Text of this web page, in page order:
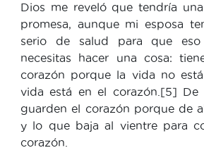
Dios me reveló que tendría
promesa, aunque mi esposa
serio de salud para que eso
necesitas hacer una cosa:
corazón porque la vida no
vida está en el corazón.[5] De
guarden el corazón porque de
y lo que baja al vientre para
corazón.